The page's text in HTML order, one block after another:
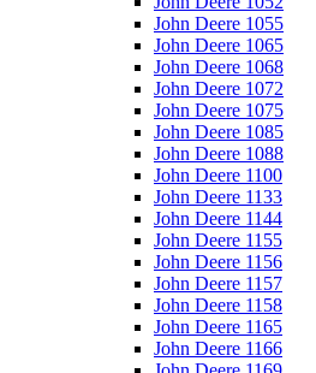
John Deere 1055
John Deere 1065
John Deere 1068
John Deere 1072
John Deere 1075
John Deere 1085
John Deere 1088
John Deere 1100
John Deere 1133
John Deere 1144
John Deere 1155
John Deere 1156
John Deere 1157
John Deere 1158
John Deere 1165
John Deere 1166